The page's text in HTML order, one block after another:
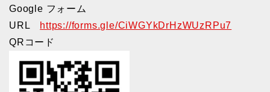
Google フォーム
URL
https://forms.gle/CiWGYkDrHzWUzRPu7
QRコード